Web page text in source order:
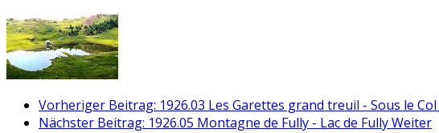
Vorheriger Beitrag: 1926.03 Les Garettes grand treuil - Sous le
Nächster Beitrag: 1926.05 Montagne de Fully - Lac de FullyWeiter